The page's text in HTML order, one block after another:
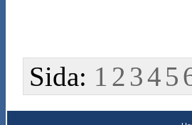
Sida: 1 2 345